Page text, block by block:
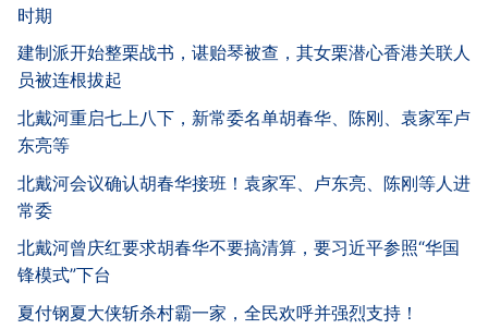
时期
建制派开始整栗战书，谌贻琴被查，其女栗潜心香港关联人
员被连根拔起
北戴河重启七上八下，新常委名单胡春华、陈刚、袁家军卢
东亮等
北戴河会议确认胡春华接班！袁家军、卢东亮、陈刚等人进
常委
北戴河曾庆红要求胡春华不要搞清算，要习近平参照“华国
锋模式”下台
夏付钢夏大侠斩杀村霸一家，全民欢呼并强烈支持！